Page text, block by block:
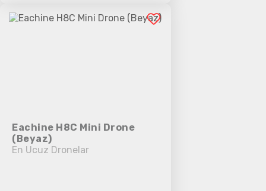
Eachine H8C Mini Drone
(Beyaz)
En Ucuz Dronelar